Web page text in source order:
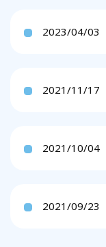
2023/04/03
2021/11/17
2021/10/04
2021/09/23